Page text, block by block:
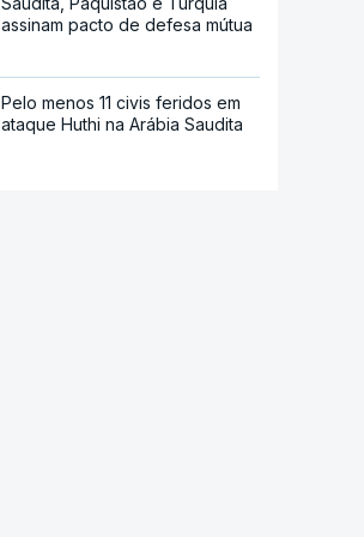
assinam pacto de defesa mútua
Pelo menos 11 civis feridos em
ataque Huthi na Arábia Saudita